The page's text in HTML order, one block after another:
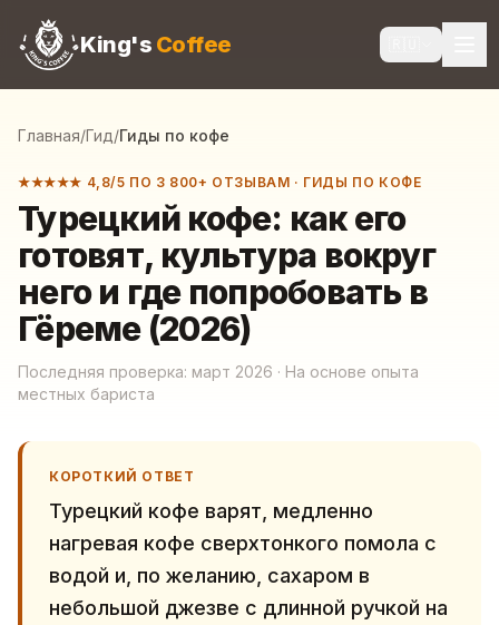
King's Coffee
Главная/Гид/Гиды по кофе
★★★★★ 4,8/5 ПО 3 800+ ОТЗЫВАМ · ГИДЫ ПО КОФЕ
Турецкий кофе: как его
готовят, культура вокруг
него и где попробовать в
Гёреме (2026)
Последняя проверка: март 2026 · На основе опыта
местных бариста
КОРОТКИЙ ОТВЕТ
Турецкий кофе варят, медленно
нагревая кофе сверхтонкого помола с
водой и, по желанию, сахаром в
небольшой джезве с длинной ручкой на